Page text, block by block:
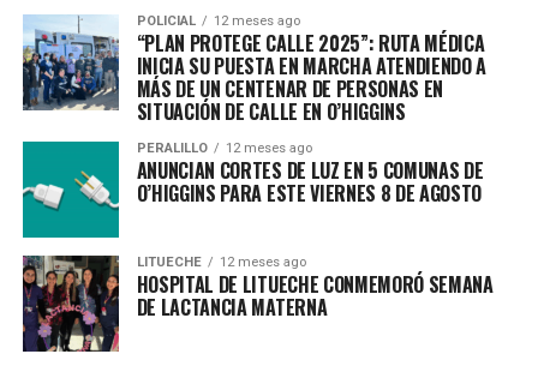
POLICIAL 12 meses ago
“PLAN PROTEGE CALLE 2025”: RUTA MÉDICA
INICIA SU PUESTA EN MARCHA ATENDIENDO A
MÁS DE UN CENTENAR DE PERSONAS EN
SITUACIÓN DE CALLE EN O’HIGGINS
PERALILLO 12 meses ago
ANUNCIAN CORTES DE LUZ EN 5 COMUNAS DE
O’HIGGINS PARA ESTE VIERNES 8 DE AGOSTO
LITUECHE 12 meses ago
HOSPITAL DE LITUECHE CONMEMORÓ SEMANA
DE LACTANCIA MATERNA